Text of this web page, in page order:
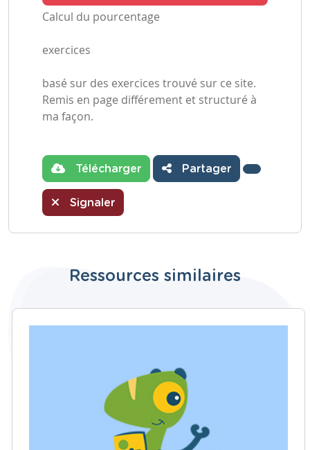
Calcul du pourcentage
exercices
basé sur des exercices trouvé sur ce site.
Remis en page différement et structuré à
ma façon.
Télécharger Partager
Signaler
Ressources similaires